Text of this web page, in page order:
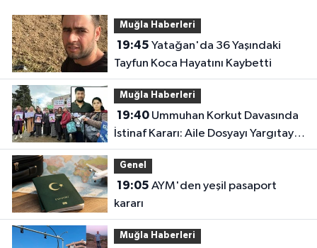
Muğla Haberleri
19:45
Tayfun Koca Hayatını Kaybetti
Muğla Haberleri
19:40Ummuhan Korkut Davasında
İstinaf Kararı: Aile Dosyayı Yargıtay’a
Taşıdı
Genel
19:05
kararı
Muğla Haberleri